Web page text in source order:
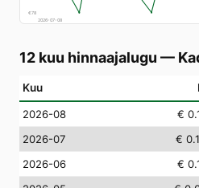
€78
2026-07-08
12 kuu hinnaajalugu —
Kuu
2026-08 €
2026-07
€
2026-06
€